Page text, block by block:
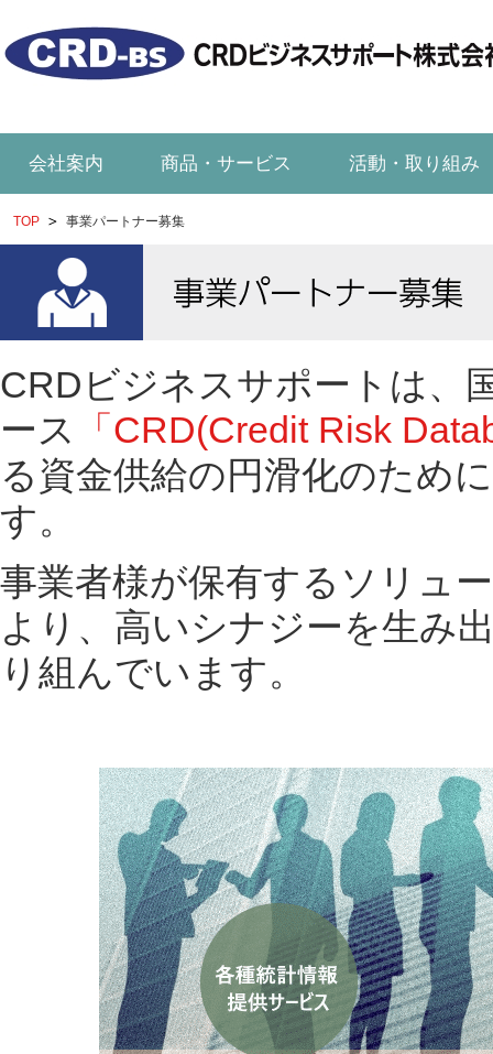
会社案内 商品・サービス 活動・取り組み
TOP 事業パートナー募集
CRDビジネスサポートは、
ース
「CRD(Credit Risk
る資金供給の円滑化のため
す。
事業者様が保有するソリュ
より、高いシナジーを生み
り組んでいます。